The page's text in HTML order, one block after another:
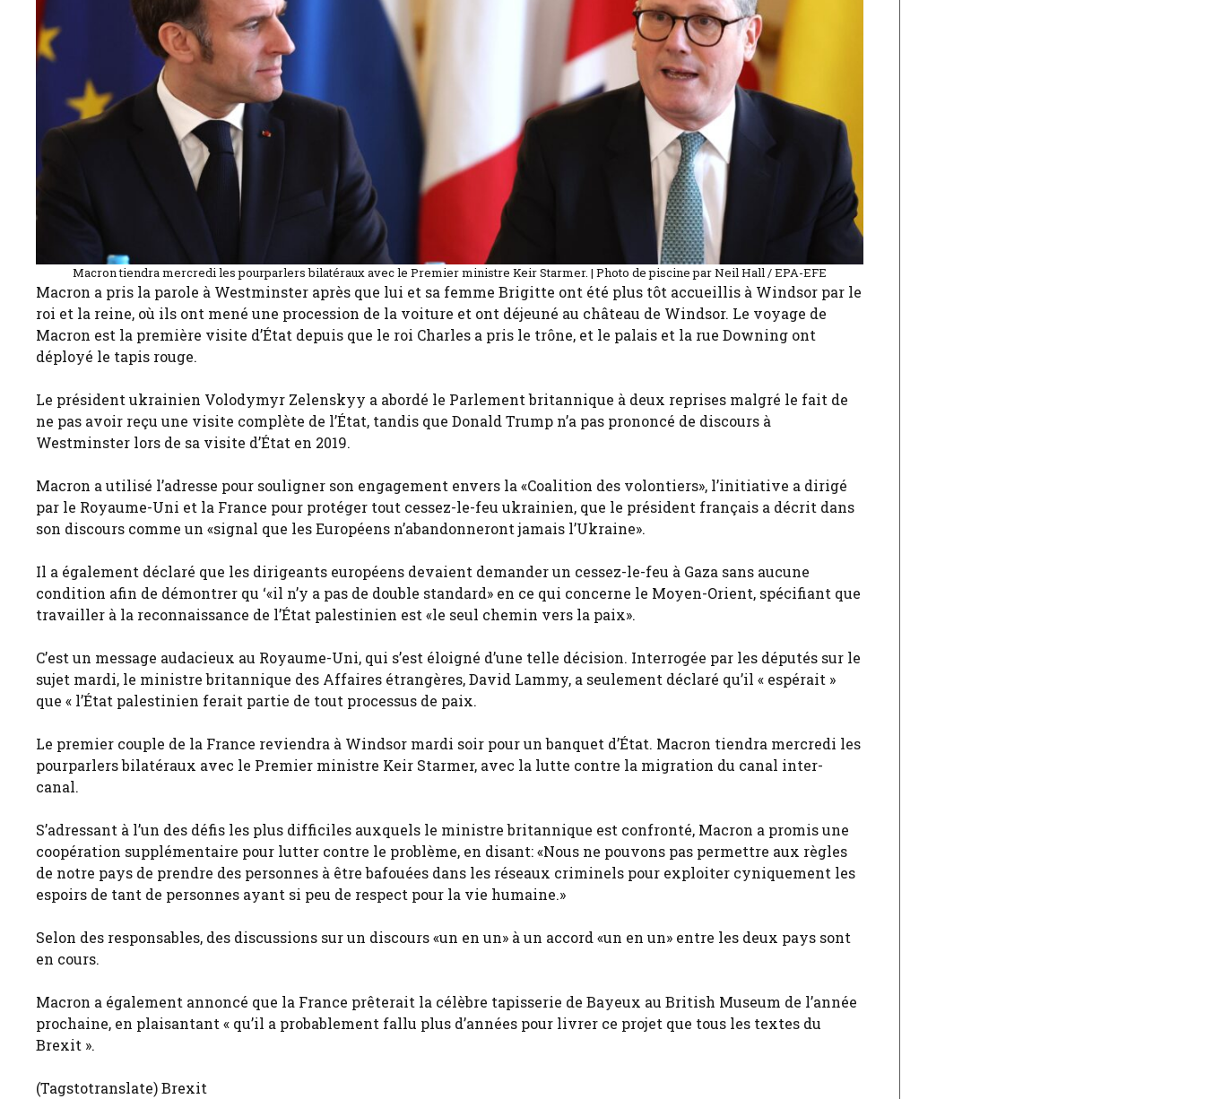
Macron tiendra mercredi les pourparlers bilatéraux avec le Premier ministre Keir Starmer. | Photo de piscine par Neil Hall / EPA-EFE
Macron a pris la parole à Westminster après que lui et sa femme Brigitte ont été plus tôt accueillis à Windsor par le
roi et la reine, où ils ont mené une procession de la voiture et ont déjeuné au château de Windsor. Le voyage de
Macron est la première visite d’État depuis que le roi Charles a pris le trône, et le palais et la rue Downing ont
déployé le tapis rouge.
Le président ukrainien Volodymyr Zelenskyy a abordé le Parlement britannique à deux reprises malgré le fait de
ne pas avoir reçu une visite complète de l’État, tandis que Donald Trump n’a pas prononcé de discours à
Westminster lors de sa visite d’État en 2019.
Macron a utilisé l’adresse pour souligner son engagement envers la «Coalition des volontiers», l’initiative a dirigé
par le Royaume-Uni et la France pour protéger tout cessez-le-feu ukrainien, que le président français a décrit dans
son discours comme un «signal que les Européens n’abandonneront jamais l’Ukraine».
Il a également déclaré que les dirigeants européens devaient demander un cessez-le-feu à Gaza sans aucune
condition afin de démontrer qu ‘«il n’y a pas de double standard» en ce qui concerne le Moyen-Orient, spécifiant que
travailler à la reconnaissance de l’État palestinien est «le seul chemin vers la paix».
C’est un message audacieux au Royaume-Uni, qui s’est éloigné d’une telle décision. Interrogée par les députés sur le
sujet mardi, le ministre britannique des Affaires étrangères, David Lammy, a seulement déclaré qu’il « espérait »
que « l’État palestinien ferait partie de tout processus de paix.
Le premier couple de la France reviendra à Windsor mardi soir pour un banquet d’État. Macron tiendra mercredi les
pourparlers bilatéraux avec le Premier ministre Keir Starmer, avec la lutte contre la migration du canal inter-
canal.
S’adressant à l’un des défis les plus difficiles auxquels le ministre britannique est confronté, Macron a promis une
coopération supplémentaire pour lutter contre le problème, en disant: «Nous ne pouvons pas permettre aux règles
de notre pays de prendre des personnes à être bafouées dans les réseaux criminels pour exploiter cyniquement les
espoirs de tant de personnes ayant si peu de respect pour la vie humaine.»
Selon des responsables, des discussions sur un discours «un en un» à un accord «un en un» entre les deux pays sont
en cours.
Macron a également annoncé que la France prêterait la célèbre tapisserie de Bayeux au British Museum de l’année
prochaine, en plaisantant « qu’il a probablement fallu plus d’années pour livrer ce projet que tous les textes du
Brexit ».
(Tagstotranslate) Brexit